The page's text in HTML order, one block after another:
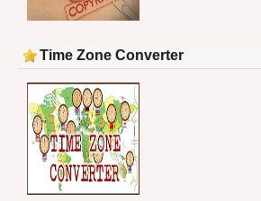
Time Zone Converter